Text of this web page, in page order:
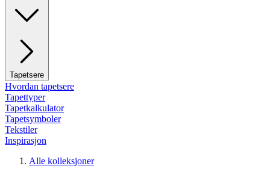
Tapetsere
Hvordan tapetsere
Tapettyper
Tapetkalkulator
Tapetsymboler
Tekstiler
Inspirasjon
Alle kolleksjoner